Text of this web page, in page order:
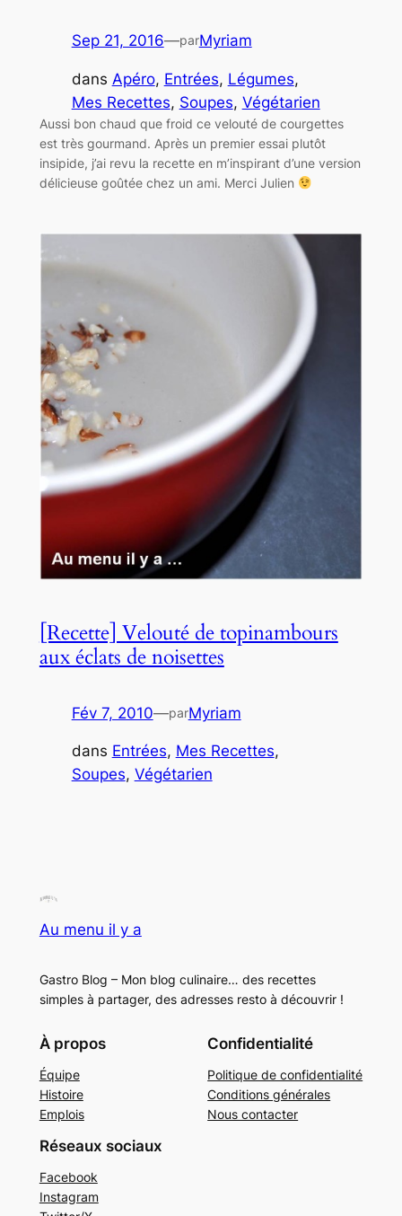
Sep 21, 2016—parMyriam
dans Apéro, Entrées, Légumes
Mes Recettes, Soupes, Végétarien
Aussi bon chaud que froid ce velouté de courgettes
est très gourmand. Après un premier essai plutôt
insipide, j’ai revu la recette en m’inspirant d’une version
délicieuse goûtée chez un ami. Merci Julien
[Recette] Velouté de topinambours
aux éclats de noisettes
Fév 7, 2010—parMyriam
dans Entrées, Mes Recettes
Soupes, Végétarien
Au menu il y a
Gastro Blog – Mon blog culinaire… des recettes
simples à partager, des adresses resto à découvrir !
À propos
Équipe
Histoire
Emplois
Confidentialité
Politique de confidentialité
Conditions générales
Nous contacter
Réseaux sociaux
Facebook
Instagram